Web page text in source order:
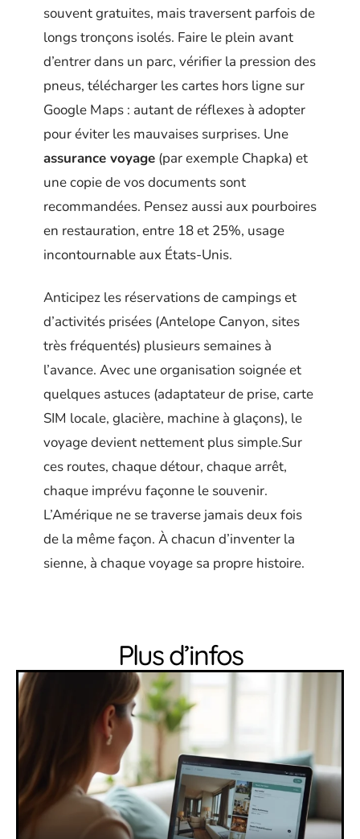
souvent gratuites, mais traversent parfois de
longs tronçons isolés. Faire le plein avant
d’entrer dans un parc, vérifier la pression des
pneus, télécharger les cartes hors ligne sur
Google Maps : autant de réflexes à adopter
pour éviter les mauvaises surprises. Une
assurance voyage (par exemple Chapka) et
une copie de vos documents sont
recommandées. Pensez aussi aux pourboires
en restauration, entre 18 et 25%, usage
incontournable aux États-Unis.
Anticipez les réservations de campings et
d’activités prisées (Antelope Canyon, sites
très fréquentés) plusieurs semaines à
l’avance. Avec une organisation soignée et
quelques astuces (adaptateur de prise, carte
SIM locale, glacière, machine à glaçons), le
voyage devient nettement plus simple.Sur
ces routes, chaque détour, chaque arrêt,
chaque imprévu façonne le souvenir.
L’Amérique ne se traverse jamais deux fois
de la même façon. À chacun d’inventer la
sienne, à chaque voyage sa propre histoire.
Plus d’infos